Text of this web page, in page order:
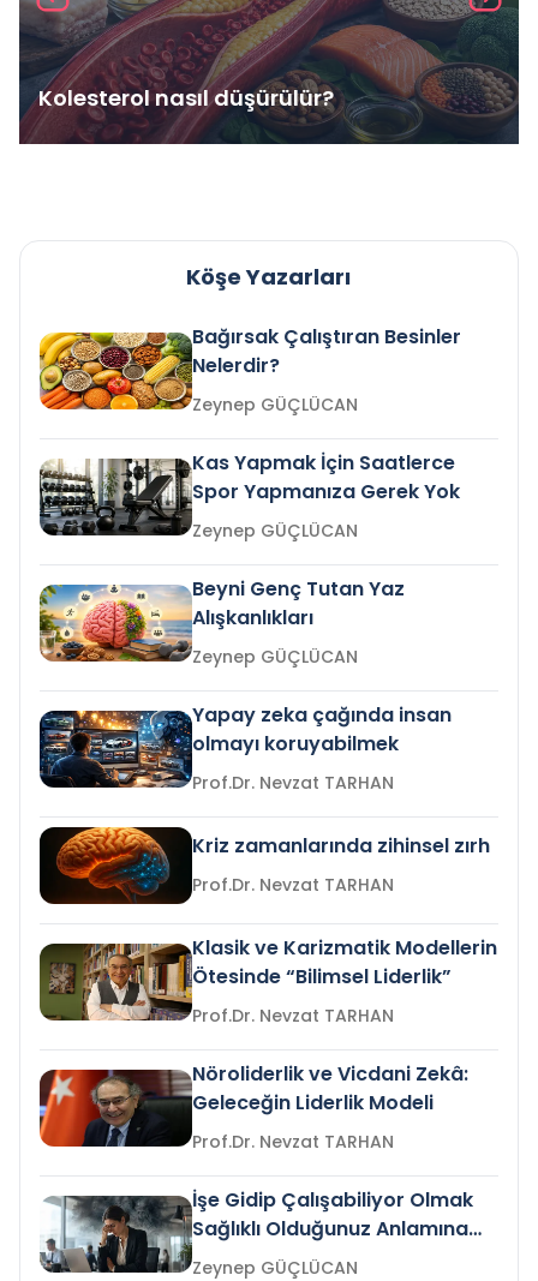
Kolesterol nasıl düşürülür?
Köşe Yazarları
Bağırsak Çalıştıran Besinler
Nelerdir?
Zeynep GÜÇLÜCAN
Kas Yapmak İçin Saatlerce
Spor Yapmanıza Gerek Yok
Zeynep GÜÇLÜCAN
Beyni Genç Tutan Yaz
Alışkanlıkları
Zeynep GÜÇLÜCAN
Yapay zeka çağında insan
olmayı koruyabilmek
Prof.Dr. Nevzat TARHAN
Kriz zamanlarında zihinsel zırh
Prof.Dr. Nevzat TARHAN
Klasik ve Karizmatik Modellerin
Ötesinde “Bilimsel Liderlik”
Prof.Dr. Nevzat TARHAN
Nöroliderlik ve Vicdani Zekâ:
Geleceğin Liderlik Modeli
Prof.Dr. Nevzat TARHAN
İşe Gidip Çalışabiliyor Olmak
Sağlıklı Olduğunuz Anlamına
Gelir mi?Zeynep GÜÇLÜCAN